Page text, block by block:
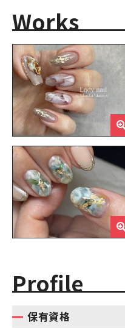
Works
Profile
保有資格